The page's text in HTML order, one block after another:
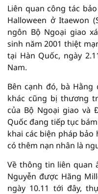
Liên quan công tác
Halloween ở Itaewon
ngôn Bộ Ngoại giao
sinh năm 2001 thiệt
tại Hàn Quốc, ngày
Nam.
Bên cạnh đó, bà
khác cũng bị thương
của Bộ Ngoại giao và
Quốc đang tiếp tục
khai các biện pháp
có thêm nạn nhân là
Về thông tin liên quan
Nguyễn được Hãng
ngày 10.11 tới đây,